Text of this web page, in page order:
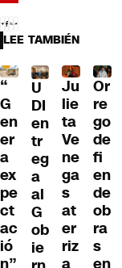
LEE TAMBIÉN
“
G
en
er
a
ex
pe
ct
ac
ió
n”
U
DI
en
tr
eg
a
al
G
ob
ie
Ju
lie
ta
Ve
ne
ga
s
at
er
riz
a
Or
re
go
de
fi
en
de
ob
ra
s
en